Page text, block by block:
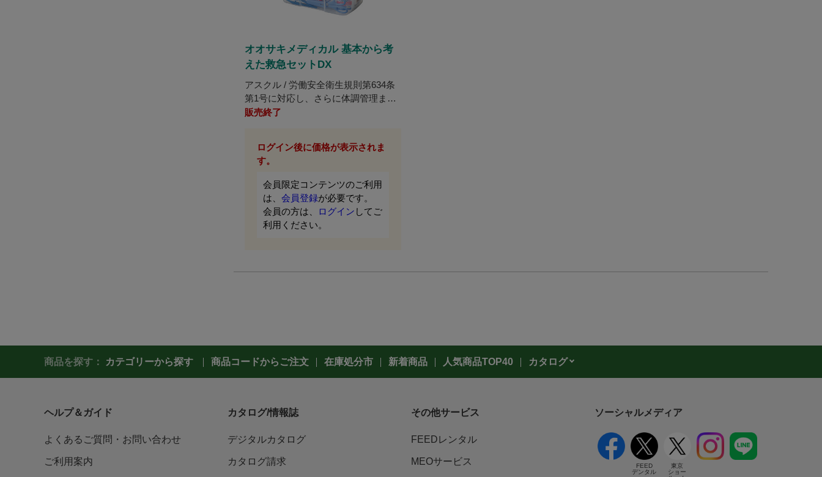
オオサキメディカル 基本から考
えた救急セットDX
アスクル / 労働安全衛生規則第634条
第1号に対応し、さらに体調管理まで
考え揃えた救急セット！
販売終了
ログイン後に価格が表示されま
す。
会員限定コンテンツのご利用
は、 会員登録が必要です。
会員の方は、
ログイン してご
利用ください。
商品を探す： カテゴリーから探す 商品コードからご注文 在庫処分市 新着商品 人気商品TOP40 カタログ
ヘルプ＆ガイド
よくあるご質問・お問い合わせ
ご利用案内
カタログ/情報誌
デジタルカタログ
カタログ請求
その他サービス
FEEDレンタル
MEOサービス
ソーシャルメディア
FEED
デンタル
東京
ショー